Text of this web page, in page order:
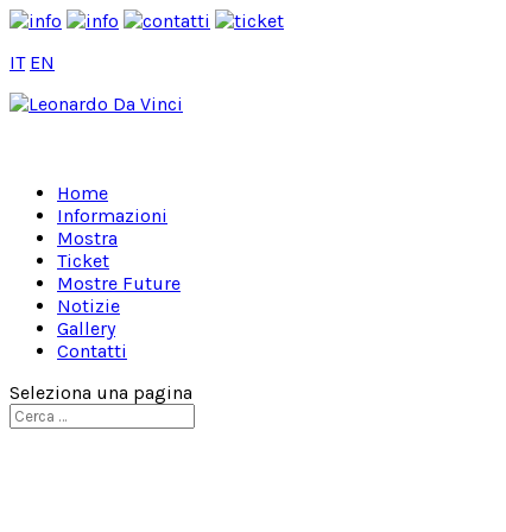
IT EN
Home
Informazioni
Mostra
Ticket
Mostre Future
Notizie
Gallery
Contatti
Seleziona una pagina